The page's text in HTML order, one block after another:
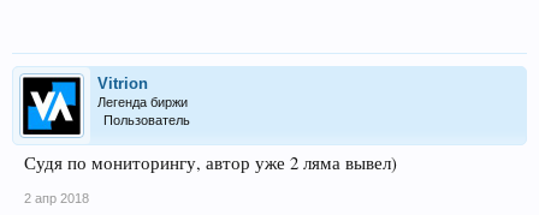
Vitrion
Легенда биржи
Пользователь
Судя по мониторингу, автор уже 2 ляма вывел)
2 апр 2018